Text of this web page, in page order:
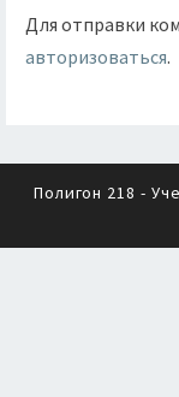
Для отправки
авторизоваться.
Полигон 218 -